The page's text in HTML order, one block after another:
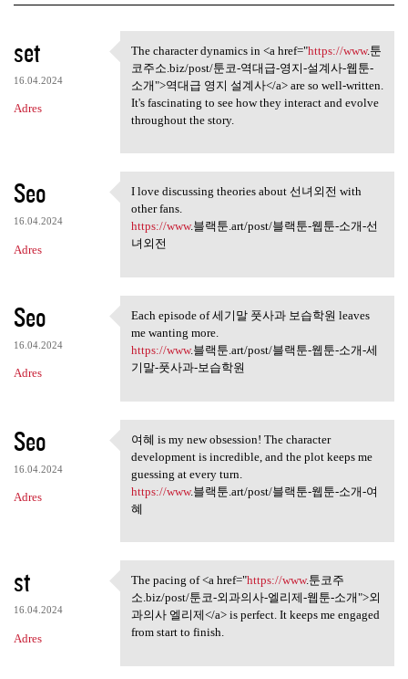
K
o
m
e
a
r
z
set
16.04.2024
Adres
The character dynamics in <a
The character dynamics in <a href="https://www.툰
코주소.biz/post/툰코-역대급-영지-설계사-웹툰-
소개">역대급 영지 설계사</a> are so well-written.
It's fascinating to see how they interact and evolve
throughout the story.
Seo
16.04.2024
Adres
I love discussing theories
I love discussing theories about 선녀외전 with
other fans.
https://www.블랙툰.art/post/블랙툰-웹툰-소개-선
녀외전
Seo
16.04.2024
Adres
Each episode of 세기말 풋사과 보습
학원
Each episode of 세기말 풋사과 보습학원 leaves
me wanting more.
https://www.블랙툰.art/post/블랙툰-웹툰-소개-세
기말-풋사과-보습학원
Seo
16.04.2024
Adres
여혜 is my new obsession! The
여혜 is my new obsession! The character
development is incredible, and the plot keeps me
guessing at every turn.
https://www.블랙툰.art/post/블랙툰-웹툰-소개-여
혜
st
16.04.2024
Adres
The pacing of <a href="https:
The pacing of <a href="https://www.툰코주
소.biz/post/툰코-외과의사-엘리제-웹툰-소개">외
과의사 엘리제</a> is perfect. It keeps me engaged
from start to finish.